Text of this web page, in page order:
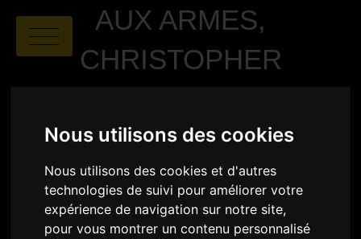
Nous utilisons des cookies
Nous utilisons des cookies et d'autres
technologies de suivi pour améliorer votre
expérience de navigation sur notre site,
pour vous montrer un contenu personnalisé
AUX ARMES,
CHRISTOPHER
Elise Amblard | 00.25 France